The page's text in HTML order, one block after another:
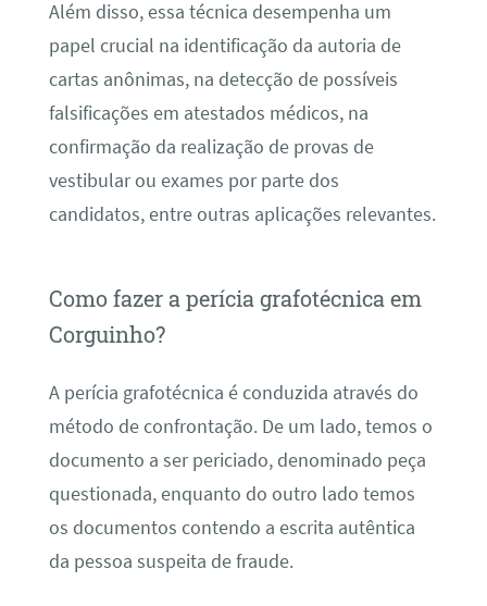
Além disso, essa técnica desempenha um
papel crucial na identificação da autoria de
cartas anônimas, na detecção de possíveis
falsificações em atestados médicos, na
confirmação da realização de provas de
vestibular ou exames por parte dos
candidatos, entre outras aplicações relevantes.
Como fazer a perícia grafotécnica em
Corguinho?
A perícia grafotécnica é conduzida através do
método de confrontação. De um lado, temos o
documento a ser periciado, denominado peça
questionada, enquanto do outro lado temos
os documentos contendo a escrita autêntica
da pessoa suspeita de fraude.